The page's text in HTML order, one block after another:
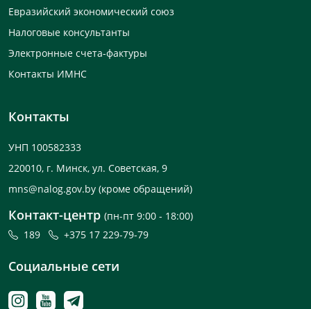
Евразийский экономический союз
Налоговые консультанты
Электронные счета-фактуры
Контакты ИМНС
Контакты
УНП 100582333
220010, г. Минск, ул. Советская, 9
mns@nalog.gov.by (кроме обращений)
Контакт-центр (пн-пт 9:00 - 18:00)
189
+375 17 229-79-79
Социальные сети